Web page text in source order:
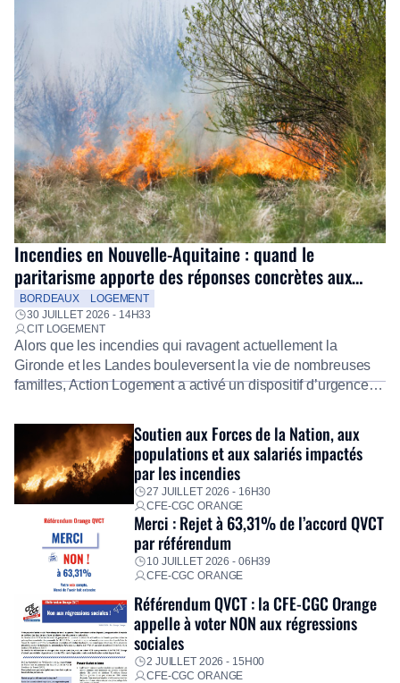
Incendies en Nouvelle-Aquitaine : quand le
paritarisme apporte des réponses concrètes aux
salariés
BORDEAUX
LOGEMENT
30 JUILLET 2026 - 14H33
CIT LOGEMENT
Alors que les incendies qui ravagent actuellement la
Gironde et les Landes bouleversent la vie de nombreuses
familles, Action Logement a activé un dispositif d’urgence
Fidèle à sa mission d’utilité sociale, le Groupe mobilise
immédiatement ses équipes afin de proposer un diagnostic
personnalisé, des aides financières pour faire face aux
premières dépenses, […]
Soutien aux Forces de la Nation, aux
populations et aux salariés impactés
par les incendies
27 JUILLET 2026 - 16H30
CFE-CGC ORANGE
Merci : Rejet à 63,31% de l’accord QVCT
par référendum
10 JUILLET 2026 - 06H39
CFE-CGC ORANGE
Référendum QVCT : la CFE-CGC Orange
appelle à voter NON aux régressions
sociales
2 JUILLET 2026 - 15H00
CFE-CGC ORANGE